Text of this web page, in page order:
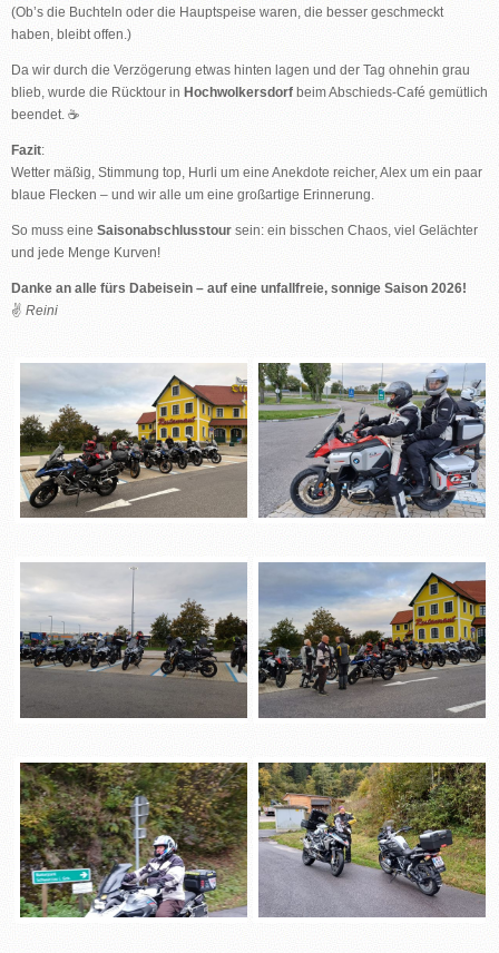
(Ob’s die Buchteln oder die Hauptspeise waren, die besser geschmeckt
haben, bleibt offen.)
Da wir durch die Verzögerung etwas hinten lagen und der Tag ohnehin grau
blieb, wurde die Rücktour in Hochwolkersdorf beim Abschieds-Café gemütlich
beendet. ☕
Fazit:
Wetter mäßig, Stimmung top, Hurli um eine Anekdote reicher, Alex um ein paar
blaue Flecken – und wir alle um eine großartige Erinnerung.
So muss eine Saisonabschlusstour sein: ein bisschen Chaos, viel Gelächter
und jede Menge Kurven!
Danke an alle fürs Dabeisein – auf eine unfallfreie, sonnige Saison 2026!
✌️ Reini